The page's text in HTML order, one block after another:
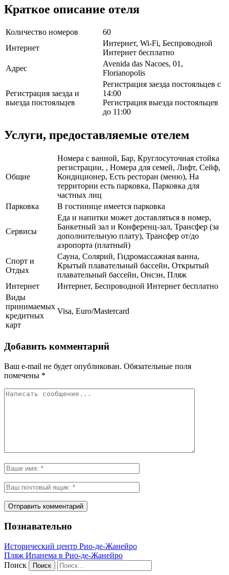
Краткое описание отеля
Количество номеров
60
Интернет
Интернет, Wi-Fi, Беспроводной
Интернет бесплатно
Адрес
Avenida das Nacoes, 01,
Florianopolis
Регистрация заезда и
выезда постояльцев
Регистрация заезда постояльцев с
14:00
Регистрация выезда постояльцев
до 11:00
Услуги, предоставляемые отелем
Общие
Номера с ванной, Бар, Круглосуточная стойка
регистрации, , Номера для семей, Лифт, Сейф,
Кондиционер, Есть ресторан (меню), На
территории есть парковка, Парковка для
частных лиц
Парковка
В гостинице имеется парковка
Сервисы
Еда и напитки может доставляться в номер,
Банкетный зал и Конференц-зал, Трансфер (за
дополнительную плату), Трансфер от/до
аэропорта (платный)
Спорт и
Отдых
Сауна, Солярий, Гидромассажная ванна,
Крытый плавательный бассейн, Открытый
плавательный бассейн, Онсэн, Пляж
Интернет
Интернет, Беспроводной Интернет бесплатно
Виды
принимаемых
кредитных
карт
Visa, Euro/Mastercard
Добавить комментарий
Ваш e-mail не будет опубликован. Обязательные поля
помечены *
Познавательно
Исторический центр Рио-де-Жанейро
Пляж Ипанема в Рио-де-Жанейро
Поиск